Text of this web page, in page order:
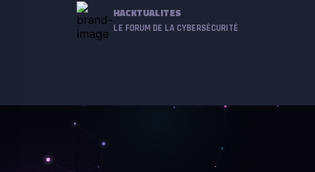
HACKTUALITES
LE FORUM DE LA CYBERSÉCURITÉ